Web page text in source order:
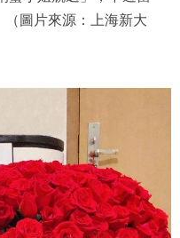
圖片來源：上海新大